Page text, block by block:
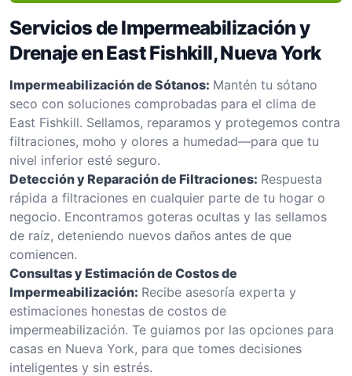
Servicios de Impermeabilización y
Drenaje en East Fishkill, Nueva York
Impermeabilización de Sótanos: Mantén tu sótano
seco con soluciones comprobadas para el clima de
East Fishkill. Sellamos, reparamos y protegemos contra
filtraciones, moho y olores a humedad—para que tu
nivel inferior esté seguro.
Detección y Reparación de Filtraciones: Respuesta
rápida a filtraciones en cualquier parte de tu hogar o
negocio. Encontramos goteras ocultas y las sellamos
de raíz, deteniendo nuevos daños antes de que
comiencen.
Consultas y Estimación de Costos de
Impermeabilización: Recibe asesoría experta y
estimaciones honestas de costos de
impermeabilización. Te guiamos por las opciones para
casas en Nueva York, para que tomes decisiones
inteligentes y sin estrés.